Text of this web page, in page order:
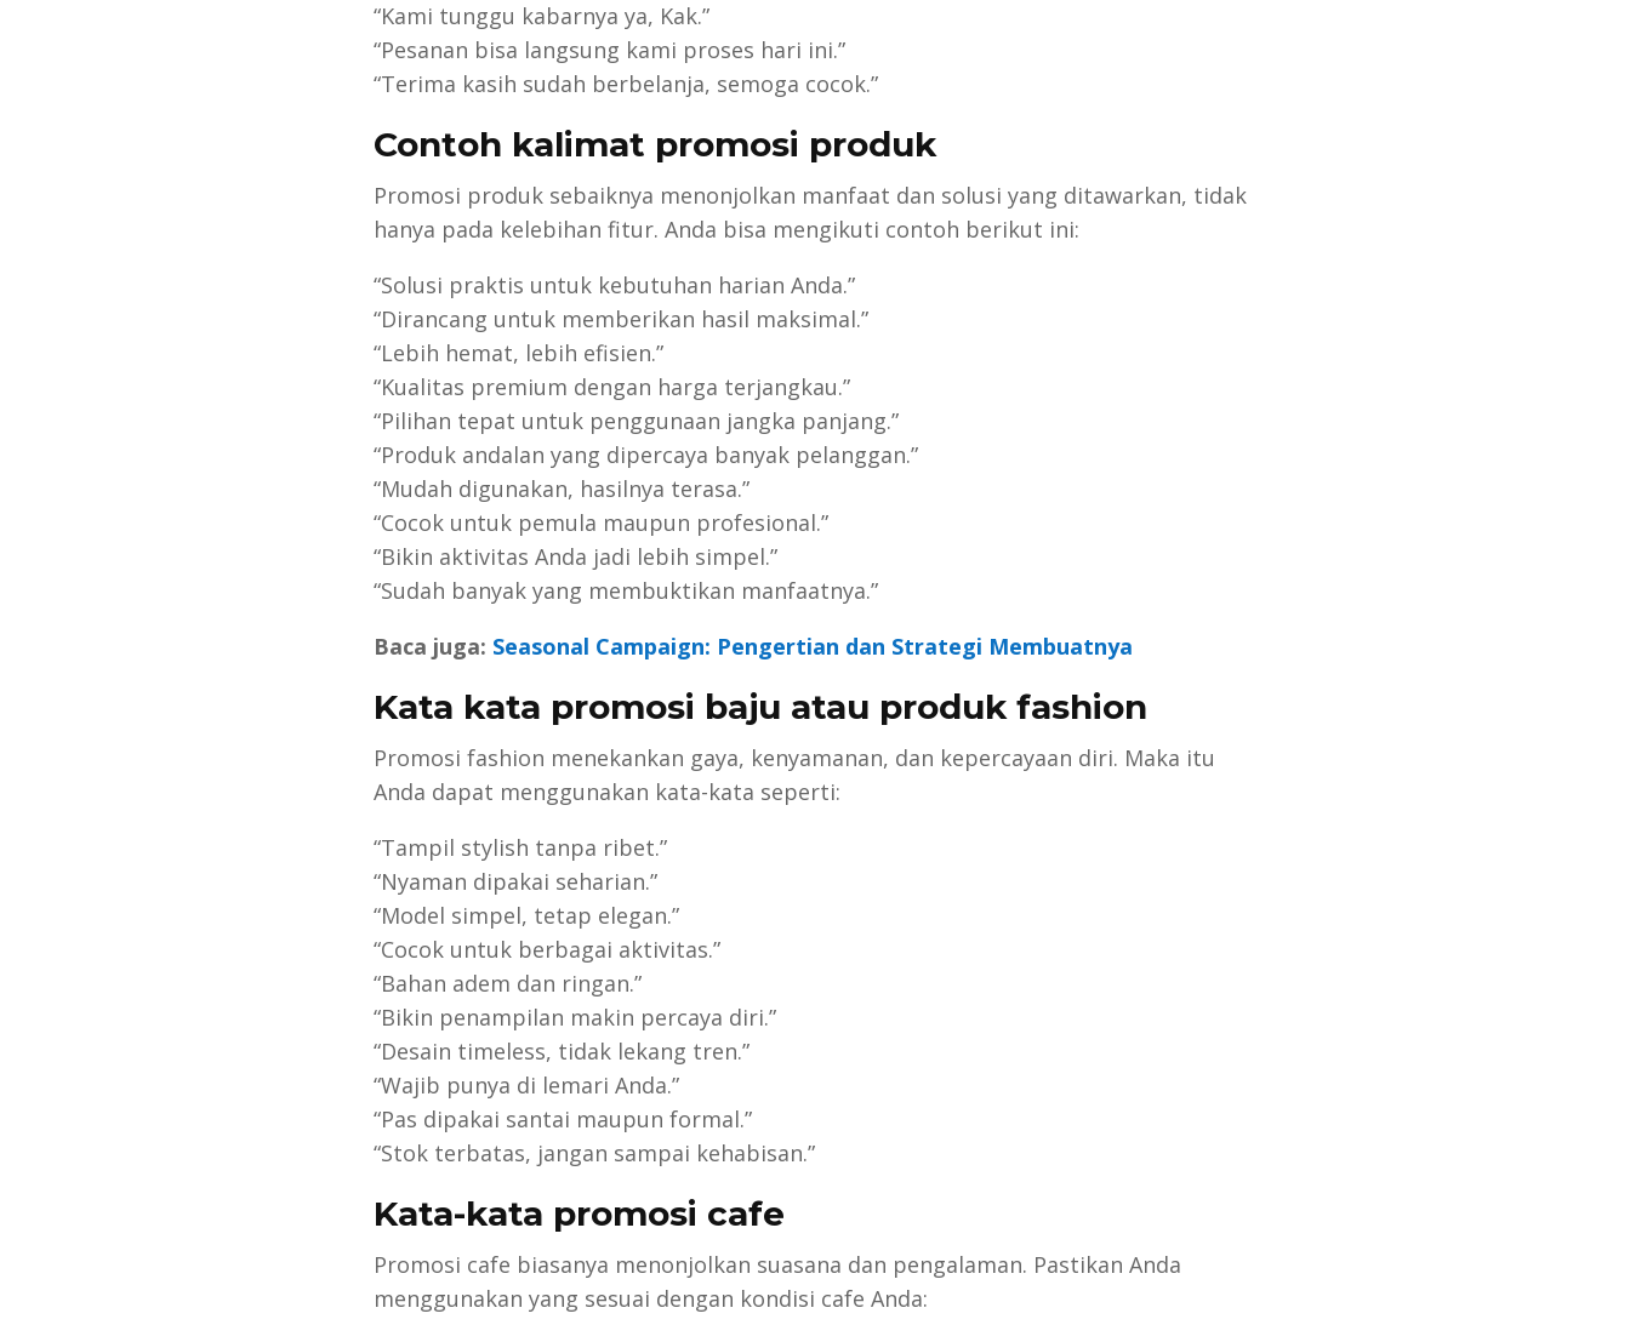
“Kami tunggu kabarnya ya, Kak.”
“Pesanan bisa langsung kami proses hari ini.”
“Terima kasih sudah berbelanja, semoga cocok.”
Contoh kalimat promosi produk
Promosi produk sebaiknya menonjolkan manfaat dan solusi yang ditawarkan, tidak
hanya pada kelebihan fitur. Anda bisa mengikuti contoh berikut ini:
“Solusi praktis untuk kebutuhan harian Anda.”
“Dirancang untuk memberikan hasil maksimal.”
“Lebih hemat, lebih efisien.”
“Kualitas premium dengan harga terjangkau.”
“Pilihan tepat untuk penggunaan jangka panjang.”
“Produk andalan yang dipercaya banyak pelanggan.”
“Mudah digunakan, hasilnya terasa.”
“Cocok untuk pemula maupun profesional.”
“Bikin aktivitas Anda jadi lebih simpel.”
“Sudah banyak yang membuktikan manfaatnya.”
Baca juga: Seasonal Campaign: Pengertian dan Strategi Membuatnya
Kata kata promosi baju atau produk fashion
Promosi fashion menekankan gaya, kenyamanan, dan kepercayaan diri. Maka itu
Anda dapat menggunakan kata-kata seperti:
“Tampil stylish tanpa ribet.”
“Nyaman dipakai seharian.”
“Model simpel, tetap elegan.”
“Cocok untuk berbagai aktivitas.”
“Bahan adem dan ringan.”
“Bikin penampilan makin percaya diri.”
“Desain timeless, tidak lekang tren.”
“Wajib punya di lemari Anda.”
“Pas dipakai santai maupun formal.”
“Stok terbatas, jangan sampai kehabisan.”
Kata-kata promosi cafe
Promosi cafe biasanya menonjolkan suasana dan pengalaman. Pastikan Anda
menggunakan yang sesuai dengan kondisi cafe Anda: